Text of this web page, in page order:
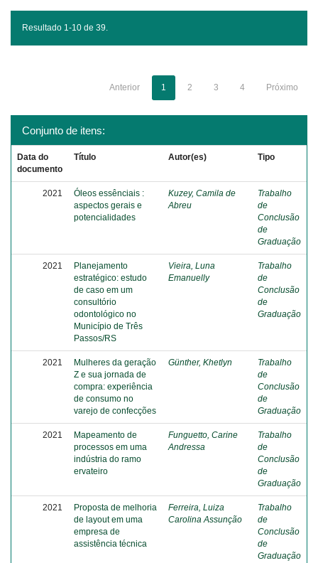
Resultado 1-10 de 39.
Anterior 1 2 3 4 Próximo
Conjunto de itens:
Data do
documento
Título Autor(es) Tipo
2021
Óleos essênciais :
aspectos gerais e
potencialidades
Kuzey, Camila de
Abreu
Trabalho
de
Conclusão
de
Graduação
2021
Planejamento
estratégico: estudo
de caso em um
consultório
odontológico no
Município de Três
Passos/RS
Vieira, Luna
Emanuelly
Trabalho
de
Conclusão
de
Graduação
2021
Mulheres da geração
Z e sua jornada de
compra: experiência
de consumo no
varejo de confecções
Günther, Khetlyn
Trabalho
de
Conclusão
de
Graduação
2021
Mapeamento de
processos em uma
indústria do ramo
ervateiro
Funguetto, Carine
Andressa
Trabalho
de
Conclusão
de
Graduação
2021
Proposta de melhoria
de layout em uma
empresa de
assistência técnica
Ferreira, Luiza
Carolina Assunção
Trabalho
de
Conclusão
de
Graduação